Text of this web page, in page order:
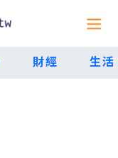
財經 生活